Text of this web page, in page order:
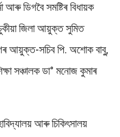
আৰু ডিগবৈ সমষ্টিৰ বিধায়ক
জিলা আয়ুক্ত সুমিত
আয়ুক্ত-সচিব পি. অশোক বাবু,
সঞ্চালক ডা° মনোজ কুমাৰ
আৰু চিকিৎসালয়